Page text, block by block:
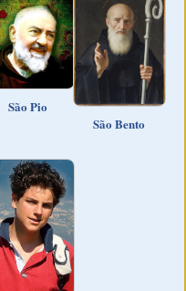
São Pio
São Bento